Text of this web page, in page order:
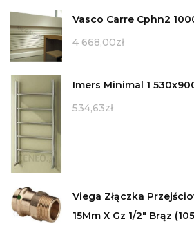
Vasco Carre Cphn2
4 668,00zł
Imers Minimal 1
534,63zł
Viega Złączka
15Mm X Gz 1/2" Brąz